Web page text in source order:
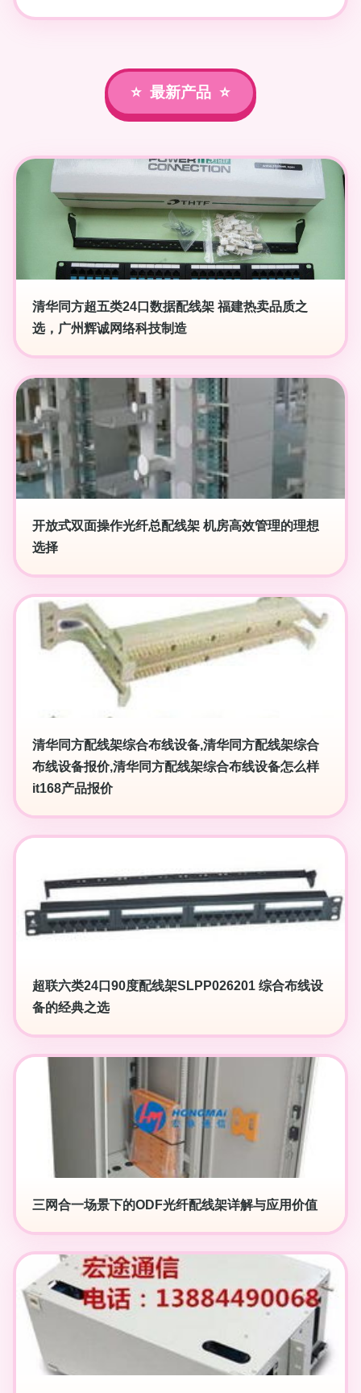
最新产品
清华同方超五类24口数据配线架 福建热卖品质之
选，广州辉诚网络科技制造
开放式双面操作光纤总配线架 机房高效管理的理想
选择
清华同方配线架综合布线设备,清华同方配线架综合
布线设备报价,清华同方配线架综合布线设备怎么样
it168产品报价
超联六类24口90度配线架SLPP026201 综合布线设
备的经典之选
三网合一场景下的ODF光纤配线架详解与应用价值